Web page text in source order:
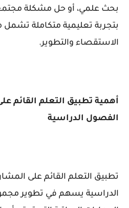
بحث علمي، أو حل مشكلة
بتجربة تعليمية متكاملة
الاستقصاء والتطوير.
أهمية تطبيق التعلم القائم
الفصول الدراسية
تطبيق التعلم القائم على
الدراسية يسهم في تطوير